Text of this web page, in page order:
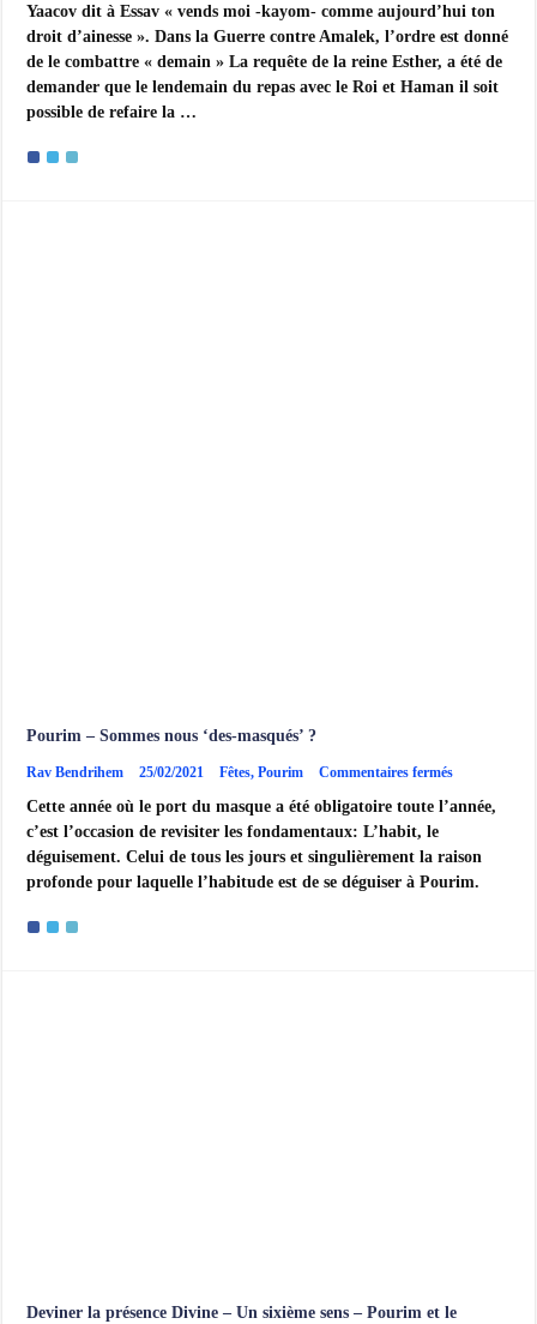
et
Demain
–
Rendre
éternel
présent
Yaacov dit à Essav « vends moi -kayom- comme aujourd’hui ton
droit d’ainesse ». Dans la Guerre contre Amalek, l’ordre est donné
de le combattre « demain » La requête de la reine Esther, a été de
demander que le lendemain du repas avec le Roi et Haman il soit
possible de refaire la …
Pourim – Sommes nous ‘des-masqués’ ?
Rav Bendrihem 25/02/2021 Fêtes,Pourim Commentaires ferméssur
–
‘des-
masqués’
Cette année où le port du masque a été obligatoire toute l’année,
c’est l’occasion de revisiter les fondamentaux: L’habit, le
déguisement. Celui de tous les jours et singulièrement la raison
profonde pour laquelle l’habitude est de se déguiser à Pourim.
Deviner la présence Divine – Un sixième sens – Pourim et le